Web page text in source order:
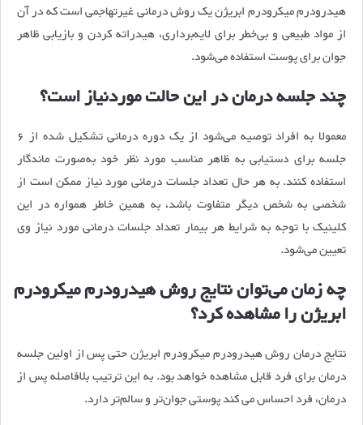
هیدرودرم میکرودرم ابریژن یک روش درمانی غیرتهاجمی است که در آن
از مواد طبیعی و بی‌خطر برای لایه‌برداری، هیدراته کردن و بازیابی ظاهر
جوان برای پوست استفاده می‌شود.
چند جلسه درمان در این حالت موردنیاز است؟
معمولا به افراد توصیه می‌شود از یک دوره درمانی تشکیل شده از ۶
جلسه برای دستیابی به ظاهر مناسب مورد نظر خود به‌صورت ماندگار
استفاده کنند. به ‌هر حال تعداد جلسات درمانی مورد نیاز ممکن است از
شخصی به شخص دیگر متفاوت باشد، به همین خاطر همواره در این
کلینیک با توجه به شرایط هر بیمار تعداد جلسات درمانی مورد نیاز وی
تعیین می‌شود.
چه زمان می‌توان نتایج روش هیدرودرم میکرودرم
ابریژن را مشاهده کرد؟
نتایج درمان روش هیدرودرم میکرودرم ابریژن حتی پس از اولین جلسه
درمان برای فرد قابل مشاهده خواهد بود. به‌ این‌ ترتیب بلافاصله پس از
درمان، فرد احساس می کند پوستی جوان‌تر و سالم‌تر دارد.